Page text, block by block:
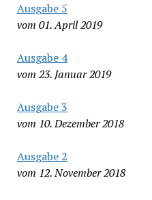
Ausgabe 5
vom 01. April 2019
Ausgabe 4
vom 23. Januar 2019
Ausgabe 3
vom 10. Dezember 2018
Ausgabe 2
vom 12. November 2018